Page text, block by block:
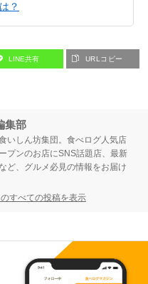
？
LINE共有 URLコピー
集部
いしん坊集団。食べログ人気店
プンのお店にSNS話題店、最新
ど、グルメ必見の情報をお届け
すべての投稿を表示